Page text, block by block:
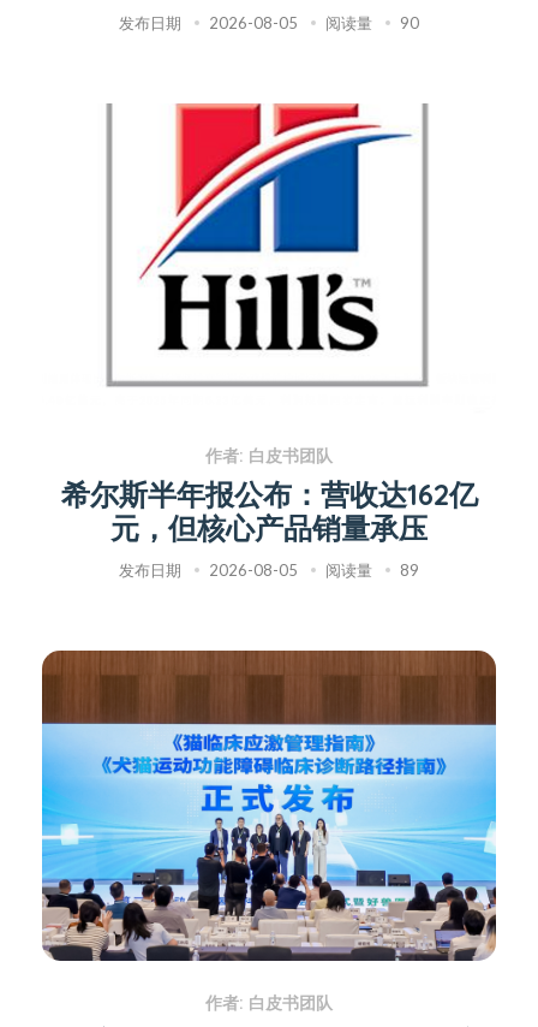
发布日期 2026-08-05 阅读量 90
作者: 白皮书团队
希尔斯半年报公布：营收达162亿
元，但核心产品销量承压
发布日期 2026-08-05 阅读量 89
作者: 白皮书团队